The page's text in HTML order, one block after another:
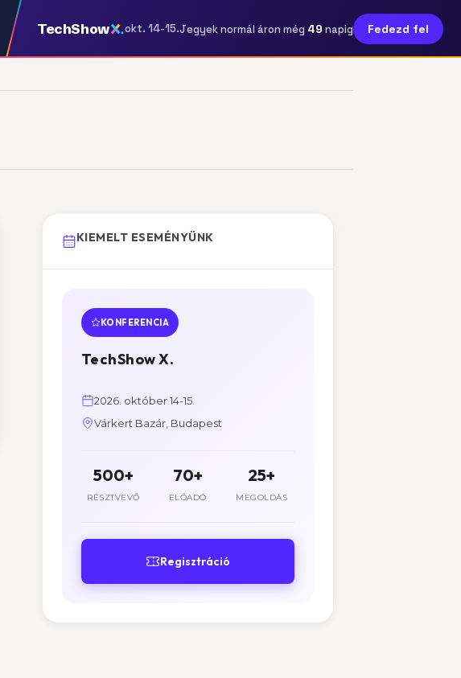
TechShow okt. 14-15.Jegyek normál áron még 49 napig Fedezd fel
KIEMELT ESEMÉNYÜNK
KONFERENCIA
TechShow X.
2026. október 14-15.
Várkert Bazár, Budapest
500+
RÉSZTVEVŐ
70+
ELŐADÓ
25+
MEGOLDÁS
Regisztráció